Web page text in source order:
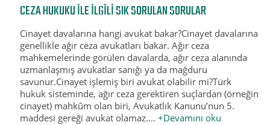
CEZA HUKUKU ILE ILGILI SIK SORULAN SORULAR
Cinayet davalarına hangi avukat bakar?Cinayet davalarına
genellikle ağır ceza avukatları bakar. Ağır ceza
mahkemelerinde görülen davalarda, ağır ceza alanında
uzmanlaşmış avukatlar sanığı ya da mağduru
savunur.Cinayet işlemiş biri avukat olabilir mi?Türk
hukuk sisteminde, ağır ceza gerektiren suçlardan (örneğin
cinayet) mahkûm olan biri, Avukatlık Kanunu’nun 5.
maddesi gereği avukat olamaz....+Devamını oku